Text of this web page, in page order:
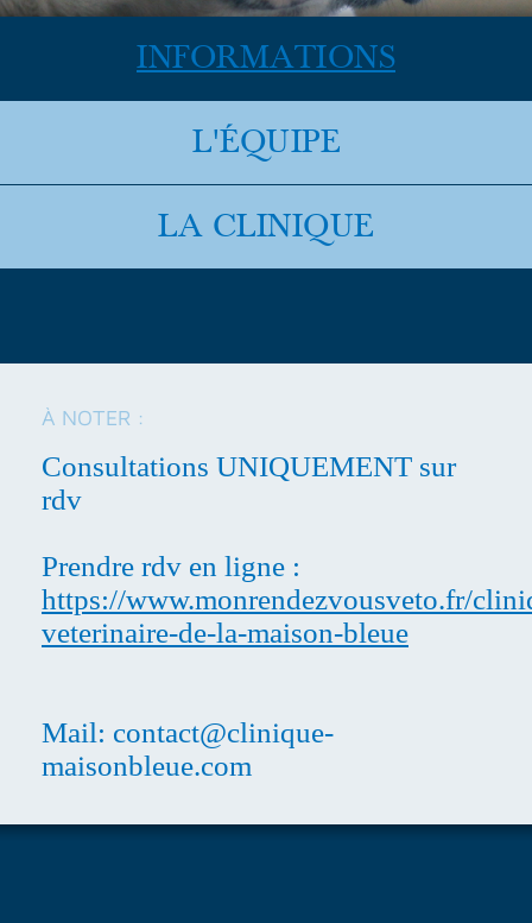
INFORMATIONS
L'ÉQUIPE
LA CLINIQUE
À NOTER :
Consultations UNIQUEMENT sur
rdv
Prendre rdv en ligne :
https://www.monrendezvousveto.fr/
veterinaire-de-la-maison-bleue
Mail: contact@clinique-
maisonbleue.com